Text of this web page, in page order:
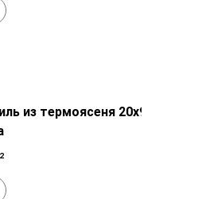
из термоясеня 20х90х900-